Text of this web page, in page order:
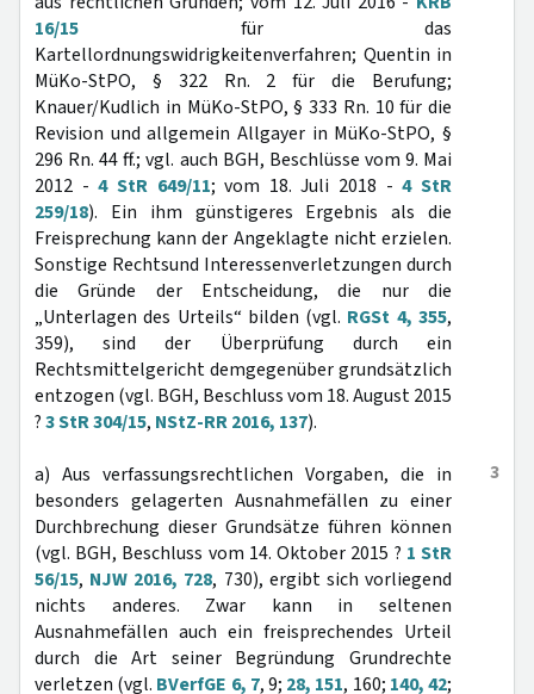
16/15 für das
Kartellordnungswidrigkeitenverfahren; Quentin in
MüKo-StPO, § 322 Rn. 2 für die Berufung;
Knauer/Kudlich in MüKo-StPO, § 333 Rn. 10 für die
Revision und allgemein Allgayer in MüKo-StPO, §
296 Rn. 44 ff.; vgl. auch BGH, Beschlüsse vom 9. Mai
2012 -4 StR 649/11; vom 18. Juli 2018 -4 StR
259/18). Ein ihm günstigeres Ergebnis als die
Freisprechung kann der Angeklagte nicht erzielen.
Sonstige Rechtsund Interessenverletzungen durch
die Gründe der Entscheidung, die nur die
„Unterlagen des Urteils“ bilden (vgl. RGSt 4, 355,
359), sind der Überprüfung durch ein
Rechtsmittelgericht demgegenüber grundsätzlich
entzogen (vgl. BGH, Beschluss vom 18. August 2015
?3 StR 304/15, NStZ-RR 2016, 137).
3
a) Aus verfassungsrechtlichen Vorgaben, die in
besonders gelagerten Ausnahmefällen zu einer
Durchbrechung dieser Grundsätze führen können
(vgl. BGH, Beschluss vom 14. Oktober 2015 ? 1 StR
56/15, NJW 2016, 728, 730), ergibt sich vorliegend
nichts anderes. Zwar kann in seltenen
Ausnahmefällen auch ein freisprechendes Urteil
durch die Art seiner Begründung Grundrechte
verletzen (vgl. BVerfGE 6, 7, 9; 28, 151, 160; 140, 42;